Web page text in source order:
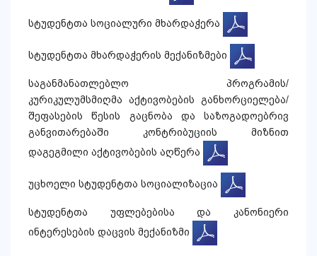
სტუდენტთა სოციალური მხარდაჭერა
სტუდენტთა მხარდაჭერის მექანიზმები
საგანმანათლებლო პროგრამის/
კურიკულუმსმიღმა აქტივობების განხორციელება/
შეფასების წესის გაცნობა და საზოგადოებრივ
განვითარებაში კონტრიბუციის მიზნით
დაგეგმილი აქტივობების აღწერა
უცხოელი სტუდენტთა სოციალიზაცია
სტუდენტთა უფლებებისა და კანონიერი
ინტერესების დაცვის მექანიზმი